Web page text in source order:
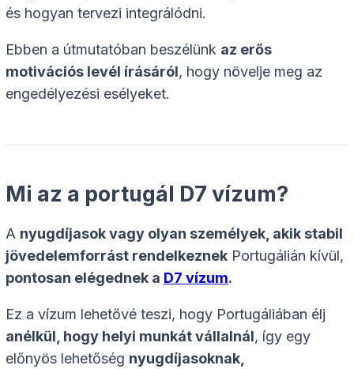
és hogyan tervezi integrálódni.
Ebben a útmutatóban beszélünk az erős
motivációs levél írásáról, hogy növelje meg az
engedélyezési esélyeket.
Mi az a portugál D7 vízum?
A nyugdíjasok vagy olyan személyek, akik stabil
jövedelemforrást rendelkeznek Portugálián kívül,
pontosan elégednek a D7 vízum.
Ez a vízum lehetővé teszi, hogy Portugáliában élj
anélkül, hogy helyi munkát vállalnál, így egy
előnyös lehetőség nyugdíjasoknak,